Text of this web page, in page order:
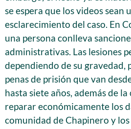
se espera que los videos sean
esclarecimiento del caso. En
una persona conlleva
administrativas. Las lesiones
dependiendo de su gravedad,
penas de prisión que van
hasta siete años, además de
reparar económicamente los
comunidad de Chapinero y